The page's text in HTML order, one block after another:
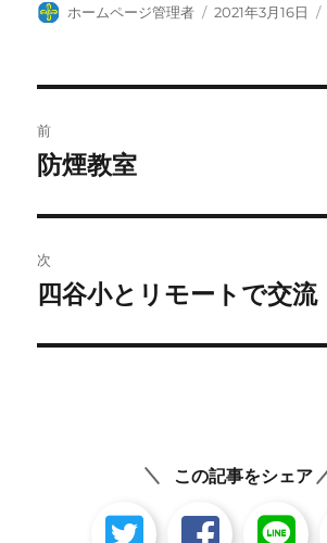
投
ホームページ管理者
投
2021年3月16日
稿
ビ
ゲ
ー
前
前
投
稿:
防煙教室
次
次
投
四谷小とリモートで交流
この記事をシェア